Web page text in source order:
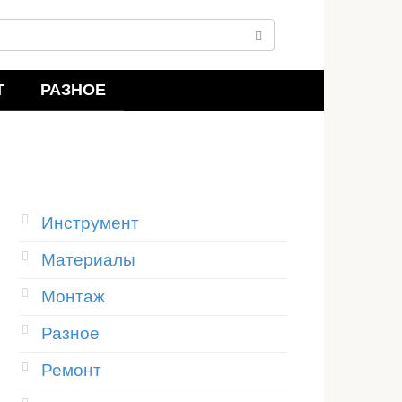
РАЗНОЕ
Инструмент
Материалы
Монтаж
Разное
Ремонт